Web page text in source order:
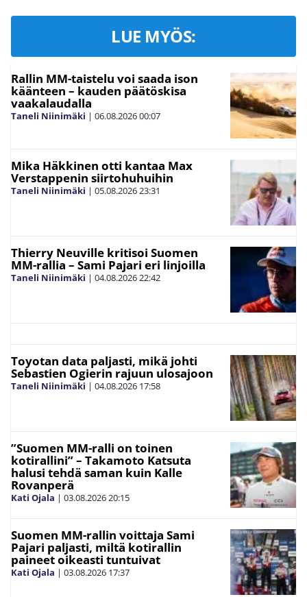
LUE MYÖS:
Rallin MM-taistelu voi saada ison
käänteen – kauden päätöskisa
vaakalaudalla
Taneli Niinimäki | 06.08.202600:07
Mika Häkkinen otti kantaa Max
Verstappenin siirtohuhuihin
Taneli Niinimäki | 05.08.202623:31
Thierry Neuville kritisoi Suomen
MM-rallia – Sami Pajari eri linjoilla
Taneli Niinimäki | 04.08.202622:42
Toyotan data paljasti, mikä johti
Sebastien Ogierin rajuun ulosajoon
Taneli Niinimäki | 04.08.2026 17:58
”Suomen MM-ralli on toinen
kotirallini” – Takamoto Katsuta
halusi tehdä saman kuin Kalle
Rovanperä
Kati Ojala | 03.08.202620:15
Suomen MM-rallin voittaja Sami
Pajari paljasti, miltä kotirallin
paineet oikeasti tuntuivat
Kati Ojala | 03.08.2026 17:37